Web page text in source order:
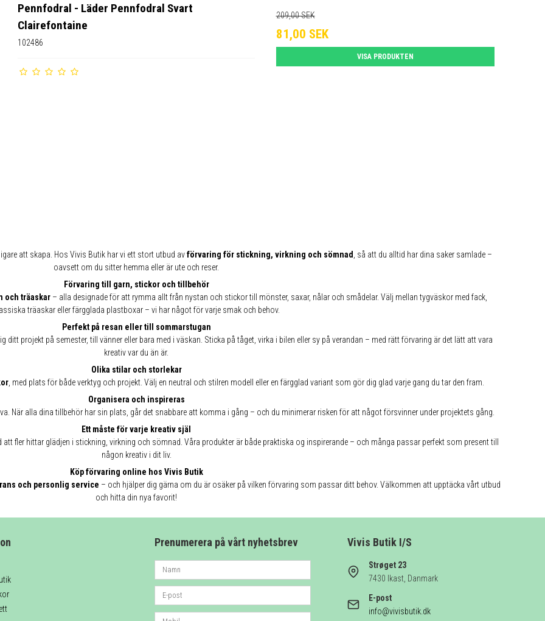
Pennfodral - Läder Pennfodral Svart
Clairefontaine
102486
209,00 SEK
81,00 SEK
VISA PRODUKTEN
att skapa. Hos Vivis Butik har vi ett stort utbud avförvaring för stickning, virkning och sömnad
, så att du alltid har dina saker samlade –
oavsett om du sitter hemma eller är ute och reser.
Förvaring till garn, stickor och tillbehör
och träaskar – alla designade för att rymma allt från nystan och stickor till mönster, saxar, nålar och smådelar. Välj mellan tygväskor med fack,
träaskar eller färgglada plastboxar – vi har något för varje smak och behov.
Perfekt på resan eller till sommarstugan
ditt projekt på semester, till vänner eller bara med i väskan. Sticka på tåget, virka i bilen eller sy på verandan – med rätt förvaring är det lätt att vara
kreativ var du än är.
Olika stilar och storlekar
, med plats för både verktyg och projekt. Välj en neutral och stilren modell eller en färgglad variant som gör dig glad varje gang du tar den fram.
Organisera och inspireras
När alla dina tillbehör har sin plats, går det snabbare att komma i gång – och du minimerar risken för att något försvinner under projektets gång.
Ett måste för varje kreativ själ
fler hittar glädjen i stickning, virkning och sömnad. Våra produkter är både praktiska og inspirerande – och många passar perfekt som present till
någon kreativ i dit liv.
Köp förvaring online hos Vivis Butik
och personlig service – och hjälper dig gärna om du är osäker på vilken förvaring som passar ditt behov. Välkommen att upptäcka vårt utbud
och hitta din nya favorit!
Prenumerera på vårt nyhetsbrev Vivis Butik I/S
Strøget 23
7430 Ikast, Danmark
E-post
info@vivisbutik.dk